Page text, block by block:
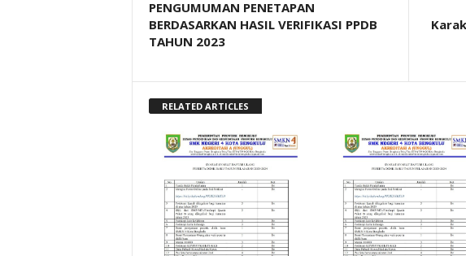
PENGUMUMAN PENETAPAN
BERDASARKAN HASIL VERIFIKASI PPDB
TAHUN 2023
RELATED ARTICLES